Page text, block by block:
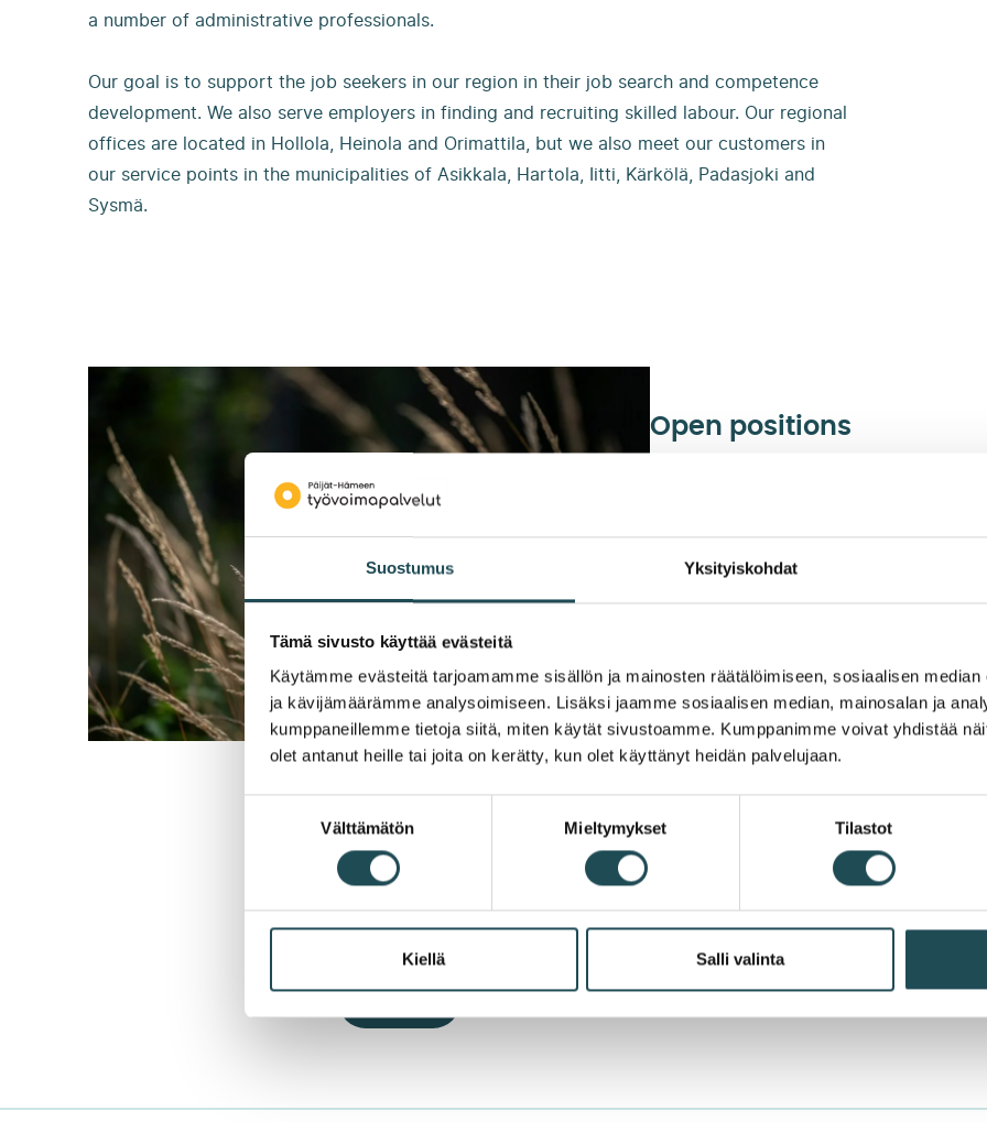
Suostumus Yksityiskohdat
Tämä sivusto käyttää evästeitä
Käytämme evästeitä tarjoamamme sisällön ja mainosten räätälöimiseen, sosiaalisen
ja kävijämäärämme analysoimiseen. Lisäksi jaamme sosiaalisen median, mainosalan ja
kumppaneillemme tietoja siitä, miten käytät sivustoamme. Kumppanimme voivat yhdistää
olet antanut heille tai joita on kerätty, kun olet käyttänyt heidän palvelujaan.
Välttämätön Mieltymykset Tilastot
Kiellä Salli valinta
a number of administrative professionals.
Our goal is to support the job seekers in our region in their job search and competence
development. We also serve employers in finding and recruiting skilled labour. Our regional
offices are located in Hollola, Heinola and Orimattila, but we also meet our customers in
our service points in the municipalities of Asikkala, Hartola, Iitti, Kärkölä, Padasjoki and
Sysmä.
Open positions
Päijät-Häme Employment Services is
You can browse our open positions in
requirements for each position in the
Browse Kuntarekry
Did you find what you were looking for on this website?
Yes